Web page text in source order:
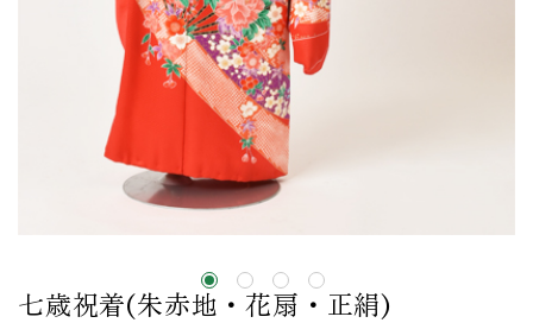
七歳祝着(朱赤地・花扇・正絹)